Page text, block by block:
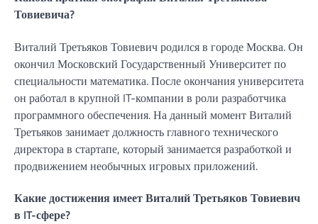
Товиевича?
Виталий Третьяков Товиевич родился в городе Москва. Он
окончил Московский Государственный Университет по
специальности математика. После окончания университета
он работал в крупной IT-компании в роли разработчика
программного обеспечения. На данный момент Виталий
Третьяков занимает должность главного технического
директора в стартапе, который занимается разработкой и
продвижением необычных игровых приложений.
Какие достижения имеет Виталий Третьяков Товиевич
в IT-сфере?